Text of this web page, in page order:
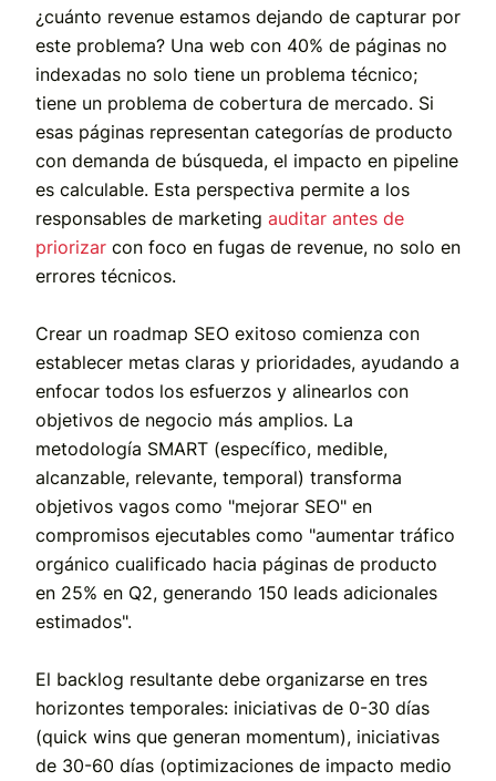
¿cuánto revenue estamos dejando de capturar por
este problema? Una web con 40% de páginas no
indexadas no solo tiene un problema técnico;
tiene un problema de cobertura de mercado. Si
esas páginas representan categorías de producto
con demanda de búsqueda, el impacto en pipeline
es calculable. Esta perspectiva permite a los
responsables de marketing auditar antes de
priorizar con foco en fugas de revenue, no solo en
errores técnicos.
Crear un roadmap SEO exitoso comienza con
establecer metas claras y prioridades, ayudando a
enfocar todos los esfuerzos y alinearlos con
objetivos de negocio más amplios. La
metodología SMART (específico, medible,
alcanzable, relevante, temporal) transforma
objetivos vagos como "mejorar SEO" en
compromisos ejecutables como "aumentar tráfico
orgánico cualificado hacia páginas de producto
en 25% en Q2, generando 150 leads adicionales
estimados".
El backlog resultante debe organizarse en tres
horizontes temporales: iniciativas de 0-30 días
(quick wins que generan momentum), iniciativas
de 30-60 días (optimizaciones de impacto medio